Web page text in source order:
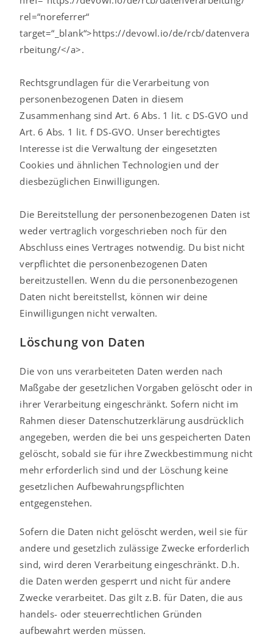
rel=“noreferrer“
target=“_blank“>https://devowl.io/de/rcb/datenvera
rbeitung/</a>.
Rechtsgrundlagen für die Verarbeitung von
personenbezogenen Daten in diesem
Zusammenhang sind Art. 6 Abs. 1 lit. c DS-GVO und
Art. 6 Abs. 1 lit. f DS-GVO. Unser berechtigtes
Interesse ist die Verwaltung der eingesetzten
Cookies und ähnlichen Technologien und der
diesbezüglichen Einwilligungen.
Die Bereitstellung der personenbezogenen Daten ist
weder vertraglich vorgeschrieben noch für den
Abschluss eines Vertrages notwendig. Du bist nicht
verpflichtet die personenbezogenen Daten
bereitzustellen. Wenn du die personenbezogenen
Daten nicht bereitstellst, können wir deine
Einwilligungen nicht verwalten.
Löschung von Daten
Die von uns verarbeiteten Daten werden nach
Maßgabe der gesetzlichen Vorgaben gelöscht oder in
ihrer Verarbeitung eingeschränkt. Sofern nicht im
Rahmen dieser Datenschutzerklärung ausdrücklich
angegeben, werden die bei uns gespeicherten Daten
gelöscht, sobald sie für ihre Zweckbestimmung nicht
mehr erforderlich sind und der Löschung keine
gesetzlichen Aufbewahrungspflichten
entgegenstehen.
Sofern die Daten nicht gelöscht werden, weil sie für
andere und gesetzlich zulässige Zwecke erforderlich
sind, wird deren Verarbeitung eingeschränkt. D.h.
die Daten werden gesperrt und nicht für andere
Zwecke verarbeitet. Das gilt z.B. für Daten, die aus
handels- oder steuerrechtlichen Gründen
aufbewahrt werden müssen.